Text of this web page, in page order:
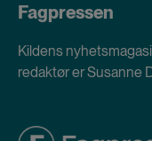
Fagpressen
Kildens
redaktør er Susanne